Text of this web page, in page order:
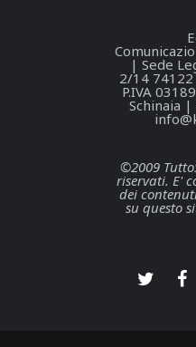
| Sede
2/14 74122
P.IVA
Schinaia |
©2009
riservati. E'
dei
su questo